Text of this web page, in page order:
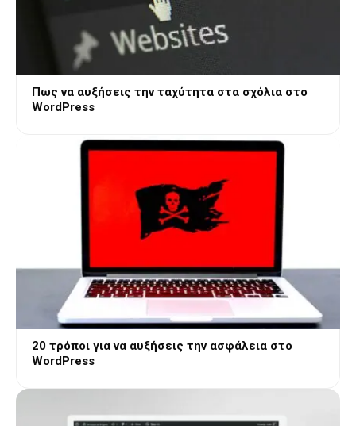
Πως να αυξήσεις την ταχύτητα στα σχόλια στο
WordPress
20 τρόποι για να αυξήσεις την ασφάλεια στο
WordPress